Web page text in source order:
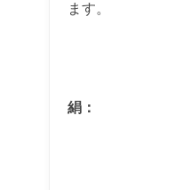
ます。
絹：